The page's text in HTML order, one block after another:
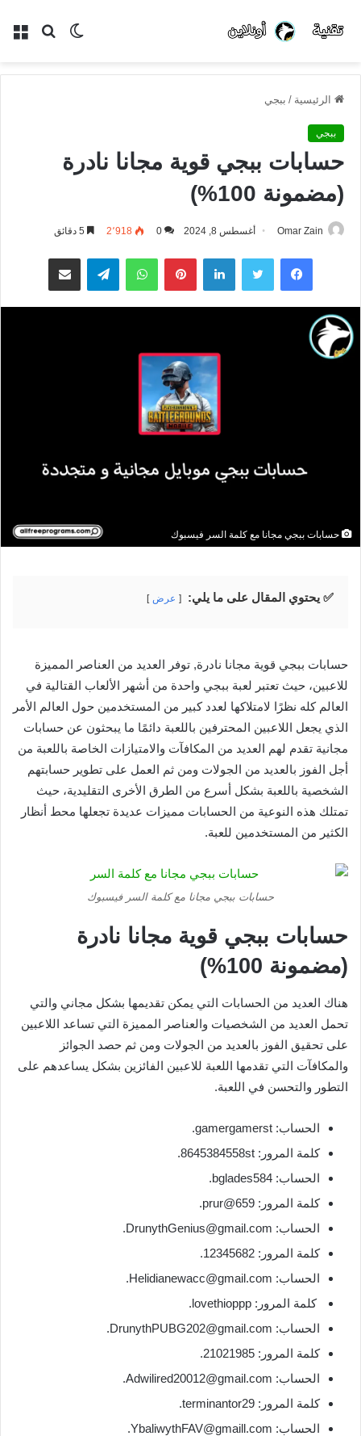
بحث الوضع
الرئيسية / ببجي
ببجي
حسابات ببجي قوية مجانا نادرة
(مضمونة 100%)
Omar Zain أغسطس 8, 2024 0 2٬918
فيسبوك تويتر لينكدإن بينتيريستواتساب تيلقرام مشاركة عبر البريد
حسابات ببجي مجانا مع كلمة السر فيسبوك
✅ يحتوي المقال على ما يلي: عرض
حسابات ببجي قوية مجانا نادرة, توفر العديد من العناصر المميزة
للاعبين، حيث تعتبر لعبة ببجي واحدة من أشهر الألعاب القتالية في
العالم كله نظرًا لامتلاكها لعدد كبير من المستخدمين حول العالم الأمر
الذي يجعل اللاعبين المحترفين باللعبة دائمًا ما يبحثون عن حسابات
مجانية تقدم لهم العديد من المكافآت والامتيازات الخاصة باللعبة من
أجل الفوز بالعديد من الجولات ومن ثم العمل على تطوير حسابتهم
الشخصية باللعبة بشكل أسرع من الطرق الأخرى التقليدية، حيث
تمتلك هذه النوعية من الحسابات مميزات عديدة تجعلها محط أنظار
الكثير من المستخدمين للعبة.
حسابات ببجي مجانا مع كلمة السر فيسبوك
حسابات ببجي قوية مجانا نادرة
(مضمونة 100%)
هناك العديد من الحسابات التي يمكن تقديمها بشكل مجاني والتي
تحمل العديد من الشخصيات والعناصر المميزة التي تساعد اللاعبين
على تحقيق الفوز بالعديد من الجولات ومن ثم حصد الجوائز
والمكافآت التي تقدمها اللعبة للاعبين الفائزين بشكل يساعدهم على
التطور والتحسن في اللعبة.
الحساب: gamergamerst.
كلمة المرور: 8645384558st.
الحساب: bglades584.
كلمة المرور: prur@659.
الحساب: DrunythGenius@gmail.com
.
كلمة المرور: 12345682.
الحساب: Helidianewacc@gmail.com
.
كلمة المرور: lovethioppp.
الحساب: DrunythPUBG202@gmail.com
.
كلمة المرور: 21021985.
الحساب: Adwilired20012@gmail.com
.
كلمة المرور: terminantor29.
الحساب: YbaliwythFAV@gmaill.com
.